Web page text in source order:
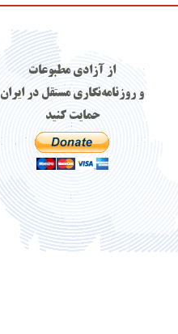
از آزادی مطبوعات
و روزنامه‌نگاری مستقل در ایران
حمایت کنید